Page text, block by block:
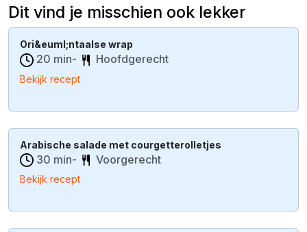
Dit vind je misschien ook lekker
Ori&euml;ntaalse wrap
20 min- Hoofdgerecht
Bekijk recept
Arabische salade met courgetterolletjes
30 min- Voorgerecht
Bekijk recept